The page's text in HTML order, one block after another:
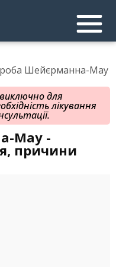
Шейєрманна-Мау
для
лікування
Мау -
причини